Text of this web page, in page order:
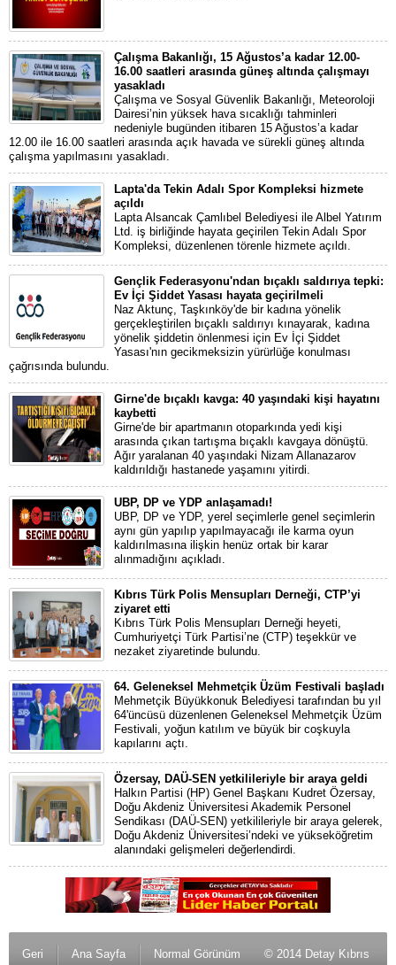
Çalışma Bakanlığı, 15 Ağustos’a kadar 12.00-
16.00 saatleri arasında güneş altında çalışmayı
yasakladı
Çalışma ve Sosyal Güvenlik Bakanlığı, Meteoroloji
Dairesi’nin yüksek hava sıcaklığı tahminleri
nedeniyle bugünden itibaren 15 Ağustos’a kadar
12.00 ile 16.00 saatleri arasında açık havada ve sürekli güneş altında
çalışma yapılmasını yasakladı.
Lapta'da Tekin Adalı Spor Kompleksi hizmete
açıldı
Lapta Alsancak Çamlıbel Belediyesi ile Albel Yatırım
Ltd. iş birliğinde hayata geçirilen Tekin Adalı Spor
Kompleksi, düzenlenen törenle hizmete açıldı.
Gençlik Federasyonu'ndan bıçaklı saldırıya tepki:
Ev İçi Şiddet Yasası hayata geçirilmeli
Naz Aktunç, Taşkınköy'de bir kadına yönelik
gerçekleştirilen bıçaklı saldırıyı kınayarak, kadına
yönelik şiddetin önlenmesi için Ev İçi Şiddet
Yasası'nın gecikmeksizin yürürlüğe konulması
çağrısında bulundu.
Girne'de bıçaklı kavga: 40 yaşındaki kişi hayatını
kaybetti
Girne'de bir apartmanın otoparkında yedi kişi
arasında çıkan tartışma bıçaklı kavgaya dönüştü.
Ağır yaralanan 40 yaşındaki Nizam Allanazarov
kaldırıldığı hastanede yaşamını yitirdi.
UBP, DP ve YDP anlaşamadı!
UBP, DP ve YDP, yerel seçimlerle genel seçimlerin
aynı gün yapılıp yapılmayacağı ile karma oyun
kaldırılmasına ilişkin henüz ortak bir karar
alınmadığını açıkladı.
Kıbrıs Türk Polis Mensupları Derneği, CTP’yi
ziyaret etti
Kıbrıs Türk Polis Mensupları Derneği heyeti,
Cumhuriyetçi Türk Partisi’ne (CTP) teşekkür ve
nezaket ziyaretinde bulundu.
64. Geleneksel Mehmetçik Üzüm Festivali başladı
Mehmetçik Büyükkonuk Belediyesi tarafından bu yıl
64'üncüsü düzenlenen Geleneksel Mehmetçik Üzüm
Festivali, yoğun katılım ve büyük bir coşkuyla
kapılarını açtı.
Özersay, DAÜ-SEN yetkilileriyle bir araya geldi
Halkın Partisi (HP) Genel Başkanı Kudret Özersay,
Doğu Akdeniz Üniversitesi Akademik Personel
Sendikası (DAÜ-SEN) yetkilileriyle bir araya gelerek,
Doğu Akdeniz Üniversitesi’ndeki ve yükseköğretim
alanındaki gelişmeleri değerlendirdi.
Geri Ana Sayfa Normal Görünüm © 2014 Detay Kıbrıs